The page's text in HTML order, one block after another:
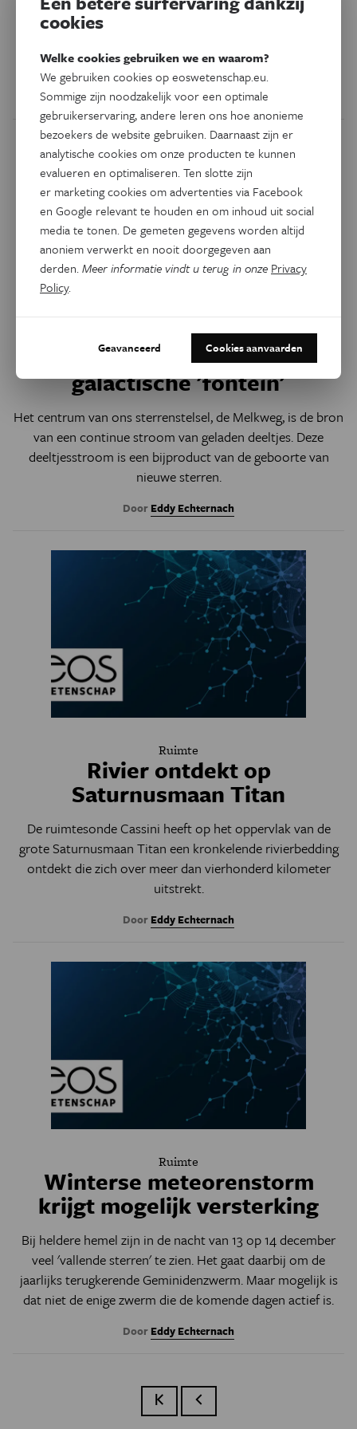
Het Amerikaanse ruimteagentschap NASA speelt met het
om de maan te manoeuvreren.
DoorEddy Echternach
Ruimte
Stergeboorten veroorzaken
galactische 'fontein'
Het centrum van ons sterrenstelsel, de Melkweg, is de bron
van een continue stroom van geladen deeltjes. Deze
deeltjesstroom is een bijproduct van de geboorte van
nieuwe sterren.
Door Eddy Echternach
Ruimte
Rivier ontdekt op
Saturnusmaan Titan
De ruimtesonde Cassini heeft op het oppervlak van de
grote Saturnusmaan Titan een kronkelende rivierbedding
ontdekt die zich over meer dan vierhonderd kilometer
uitstrekt.
Door Eddy Echternach
Ruimte
Winterse meteorenstorm
krijgt mogelijk versterking
Bij heldere hemel zijn in de nacht van 13 op 14 december
veel 'vallende sterren' te zien. Het gaat daarbij om de
jaarlijks terugkerende Geminidenzwerm. Maar mogelijk is
dat niet de enige zwerm die de komende dagen actief is.
Door Eddy Echternach
Eerste paginaVorige pagina
cookies
Welke cookies gebruiken we en waarom?
We gebruiken cookies op eoswetenschap.eu.
Sommige zijn noodzakelijk voor een optimale
gebruikerservaring, andere leren ons hoe anonieme
bezoekers de website gebruiken. Daarnaast zijn er
analytische cookies om onze producten te kunnen
evalueren en optimaliseren. Ten slotte zijn
er marketing cookies om advertenties via Facebook
en Google relevant te houden en om inhoud uit social
media te tonen. De gemeten gegevens worden altijd
anoniem verwerkt en nooit doorgegeven aan
derden.Meer informatie vindt u terug in onze Privacy
Policy.
Geavanceerd Cookies aanvaarden